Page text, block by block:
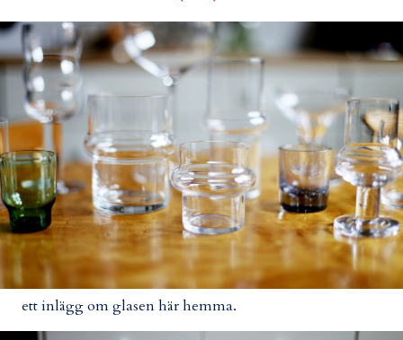
ett inlägg om glasen här hemma.